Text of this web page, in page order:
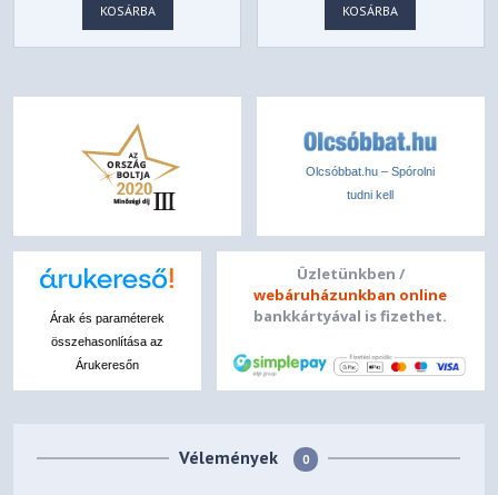
KOSÁRBA KOSÁRBA
Olcsóbbat.hu – Spórolni
tudni kell
Árak és paraméterek
összehasonlítása az
Árukeresőn
Üzletünkben /
webáruházunkban online
bankkártyával is fizethet.
Vélemények 0